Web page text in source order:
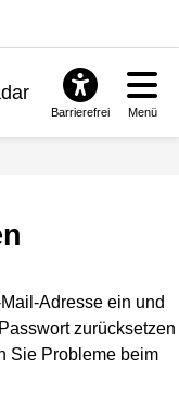
Barrierefrei Menü
Adresse ein und
zurücksetzen
Sie Probleme beim